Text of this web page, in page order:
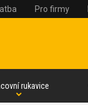
Pro firmy
rukavice